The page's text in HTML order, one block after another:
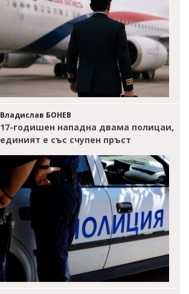
Владислав БОНЕВ
17-годишен нападна двама полицаи,
единият е със счупен пръст